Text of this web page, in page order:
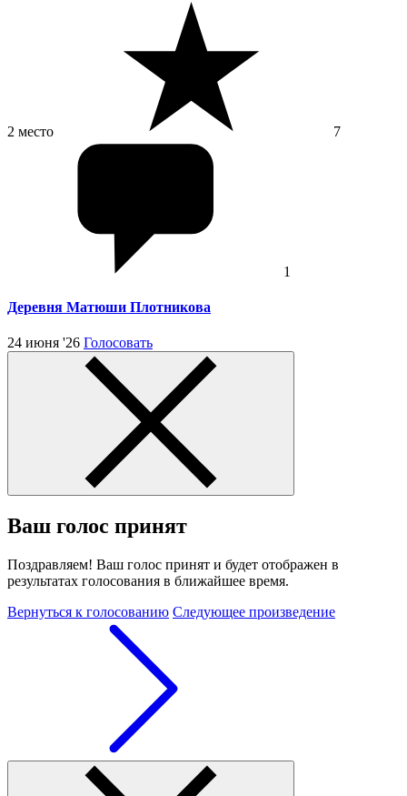
2 место 7
1
Деревня Матюши Плотникова
24 июня '26 Голосовать
Ваш голос принят
Поздравляем! Ваш голос принят и будет отображен в
результатах голосования в ближайшее время.
Вернуться к голосованию Следующее произведение